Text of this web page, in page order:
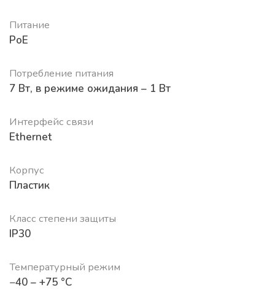
Питание
PoE
Потребление питания
7 Вт, в режиме ожидания – 1 Вт
Интерфейс связи
Ethernet
Корпус
Пластик
Класс степени защиты
IP30
Температурный режим
−40 – +75 °C